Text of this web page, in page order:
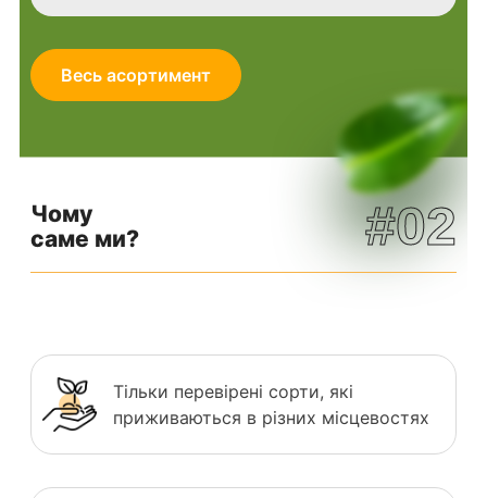
Весь асортимент
Чому
саме ми?
#02
Тільки перевірені сорти, які
приживаються в різних місцевостях